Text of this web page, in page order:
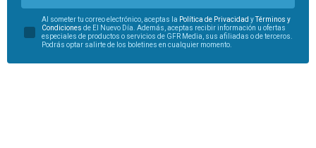
Al someter tu correo electrónico, aceptas la Política de Privacidad yTérminos y
Condiciones de El Nuevo Día. Además, aceptas recibir información u ofertas
especiales de productos o servicios de GFR Media, sus afiliadas o de terceros.
Podrás optar salirte de los boletines en cualquier momento.